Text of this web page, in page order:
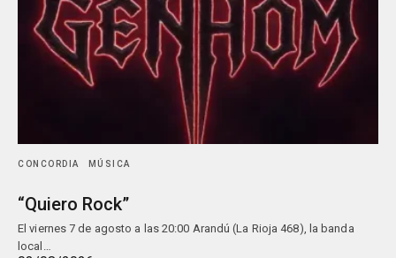
CONCORDIA MÚSICA
“Quiero Rock”
El viernes 7 de agosto a las 20:00 Arandú (La Rioja 468), la banda
local…